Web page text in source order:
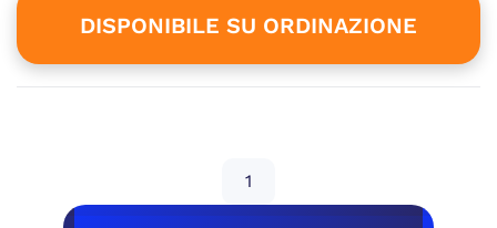
è:
1.988,00 €.
DISPONIBILE SU ORDINAZIONE